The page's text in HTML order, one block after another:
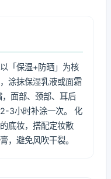
「保湿+防晒」为核
涂抹保湿乳液或面霜
面部、颈部、耳后
3小时补涂一次。 化
底妆，搭配定妆散
，避免风吹干裂。